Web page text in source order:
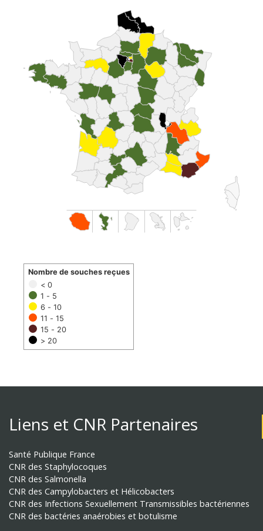
< 0
1 - 5
6 - 10
11 - 15
15 - 20
> 20
Nombre de souches reçues
Liens et CNR Partenaires
Santé Publique France
CNR des Staphylocoques
CNR des Salmonella
CNR des Campylobacters et Hélicobacters
CNR des Infections Sexuellement Transmissibles bactériennes
CNR des bactéries anaérobies et botulisme